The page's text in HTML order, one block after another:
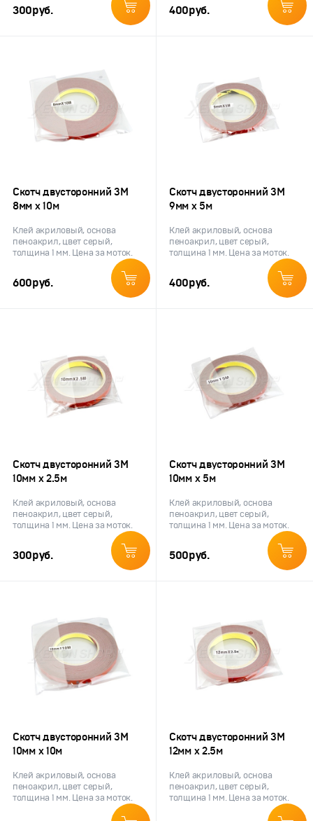
300руб. 400руб.
Скотч двусторонний 3M
8мм х 10м
Клей акриловый, основа
пеноакрил, цвет серый,
толщина 1 мм. Цена за моток.
600руб.
Скотч двусторонний 3M
9мм х 5м
Клей акриловый, основа
пеноакрил, цвет серый,
толщина 1 мм. Цена за моток.
400руб.
Скотч двусторонний 3M
10мм х 2.5м
Клей акриловый, основа
пеноакрил, цвет серый,
толщина 1 мм. Цена за моток.
300руб.
Скотч двусторонний 3M
10мм х 5м
Клей акриловый, основа
пеноакрил, цвет серый,
толщина 1 мм. Цена за моток.
500руб.
Скотч двусторонний 3M
10мм х 10м
Клей акриловый, основа
пеноакрил, цвет серый,
толщина 1 мм. Цена за моток.
Скотч двусторонний 3M
12мм х 2.5м
Клей акриловый, основа
пеноакрил, цвет серый,
толщина 1 мм. Цена за моток.